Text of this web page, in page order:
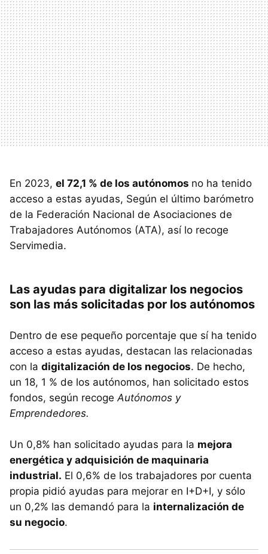
En 2023, el 72,1 % de los autónomos no ha tenido
acceso a estas ayudas, Según el último barómetro
de la Federación Nacional de Asociaciones de
Trabajadores Autónomos (ATA), así lo recoge
Servimedia.
Las ayudas para digitalizar los negocios
son las más solicitadas por los autónomos
Dentro de ese pequeño porcentaje que sí ha tenido
acceso a estas ayudas, destacan las relacionadas
con la digitalización de los negocios. De hecho,
un 18, 1 % de los autónomos, han solicitado estos
fondos, según recoge Autónomos y
Emprendedores.
Un 0,8% han solicitado ayudas para la mejora
energética y adquisición de maquinaria
industrial. El 0,6% de los trabajadores por cuenta
propia pidió ayudas para mejorar en I+D+I, y sólo
un 0,2% las demandó para la internalización de
su negocio.